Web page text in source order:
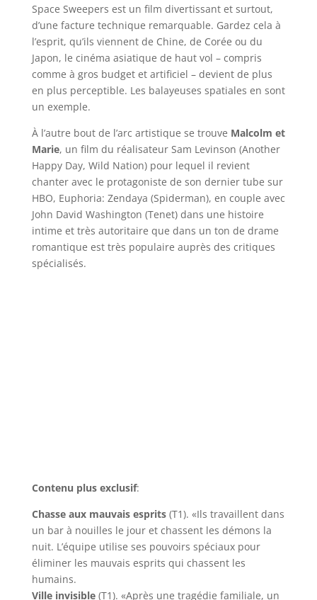
Space Sweepers est un film divertissant et surtout,
d’une facture technique remarquable. Gardez cela à
l’esprit, qu’ils viennent de Chine, de Corée ou du
Japon, le cinéma asiatique de haut vol – compris
comme à gros budget et artificiel – devient de plus
en plus perceptible. Les balayeuses spatiales en sont
un exemple.
À l’autre bout de l’arc artistique se trouve Malcolm et
Marie, un film du réalisateur Sam Levinson (Another
Happy Day, Wild Nation) pour lequel il revient
chanter avec le protagoniste de son dernier tube sur
HBO, Euphoria: Zendaya (Spiderman), en couple avec
John David Washington (Tenet) dans une histoire
intime et très autoritaire que dans un ton de drame
romantique est très populaire auprès des critiques
spécialisés.
Contenu plus exclusif:
Chasse aux mauvais esprits (T1). «Ils travaillent dans
un bar à nouilles le jour et chassent les démons la
nuit. L’équipe utilise ses pouvoirs spéciaux pour
éliminer les mauvais esprits qui chassent les
humains.
Ville invisible(T1). «Après une tragédie familiale, un